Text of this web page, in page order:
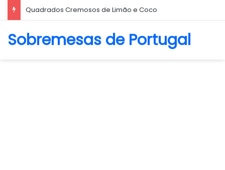
Quadrados Cremosos de Limão e Coco
Sobremesas de Portugal